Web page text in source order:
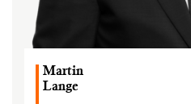
Martin
Lange